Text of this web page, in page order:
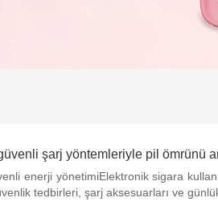
şarj yöntemleriyle pil ömrünü
enerji yönetimiElektronik sigara
tedbirleri, şarj aksesuarları ve